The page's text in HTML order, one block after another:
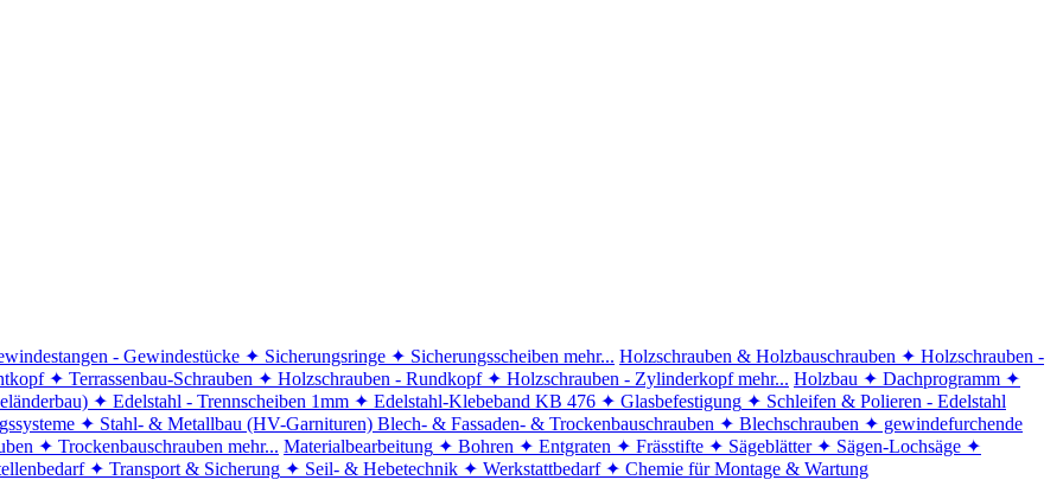
- Gewindestücke ✦ Sicherungsringe ✦ Sicherungsscheiben mehr... Holzschrauben & Holzbauschrauben ✦ Holzschrauben -
✦ Terrassenbau-Schrauben ✦ Holzschrauben - Rundkopf ✦ Holzschrauben - Zylinderkopf mehr... Holzbau ✦ Dachprogramm ✦
✦ Edelstahl - Trennscheiben 1mm ✦ Edelstahl-Klebeband KB 476 ✦ Glasbefestigung ✦ Schleifen & Polieren - Edelstahl
✦ Stahl- & Metallbau (HV-Garnituren) Blech- & Fassaden- & Trockenbauschrauben ✦ Blechschrauben ✦ gewindefurchende
✦ Trockenbauschrauben mehr... Materialbearbeitung ✦ Bohren ✦ Entgraten ✦ Frässtifte ✦ Sägeblätter ✦ Sägen-Lochsäge ✦
✦ Transport & Sicherung ✦ Seil- & Hebetechnik ✦ Werkstattbedarf ✦ Chemie für Montage & Wartung